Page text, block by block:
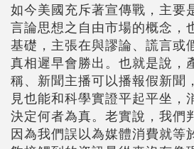
如今美國充斥著宣傳戰，主要
言論思想之自由市場的概念，
基礎，主張在與謬論、謊言或
真相遲早會勝出。也就是說，
稱、新聞主播可以播報假新聞
見也能和科學實證平起平坐，
決定何者為真。老實說，我們
因為我們誤以為媒體消費就等